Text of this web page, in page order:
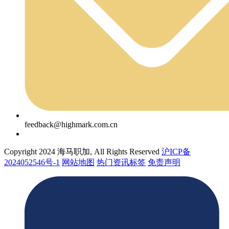
feedback@highmark.com.cn
Copyright 2024 海马职加, All Rights Reserved 沪ICP备
2024052546号-1 网站地图 热门资讯标签 免责声明